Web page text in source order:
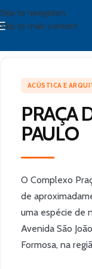
Skip to navigation
Skip to main content
ACÚSTICA E
PRAÇA
PAULO
O Complexo
de
uma espécie de
Avenida São
Formosa, na